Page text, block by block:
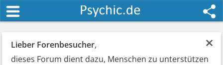
×
Lieber Forenbesucher,
dieses Forum dient dazu, Menschen zu unterstützen